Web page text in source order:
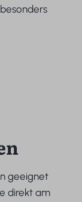
geeignet
direkt am